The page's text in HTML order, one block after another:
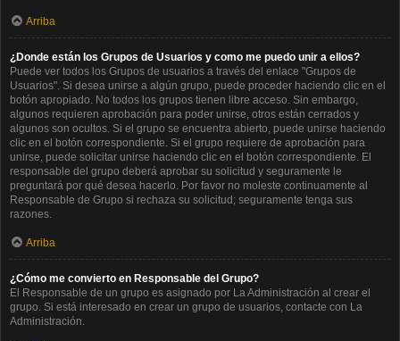
Arriba
¿Donde están los Grupos de Usuarios y como me puedo unir a ellos?
Puede ver todos los Grupos de usuarios a través del enlace "Grupos de
Usuarios". Si desea unirse a algún grupo, puede proceder haciendo clic en el
botón apropiado. No todos los grupos tienen libre acceso. Sin embargo,
algunos requieren aprobación para poder unirse, otros están cerrados y
algunos son ocultos. Si el grupo se encuentra abierto, puede unirse haciendo
clic en el botón correspondiente. Si el grupo requiere de aprobación para
unirse, puede solicitar unirse haciendo clic en el botón correspondiente. El
responsable del grupo deberá aprobar su solicitud y seguramente le
preguntará por qué desea hacerlo. Por favor no moleste continuamente al
Responsable de Grupo si rechaza su solicitud; seguramente tenga sus
razones.
Arriba
¿Cómo me convierto en Responsable del Grupo?
El Responsable de un grupo es asignado por La Administración al crear el
grupo. Si está interesado en crear un grupo de usuarios, contacte con La
Administración.